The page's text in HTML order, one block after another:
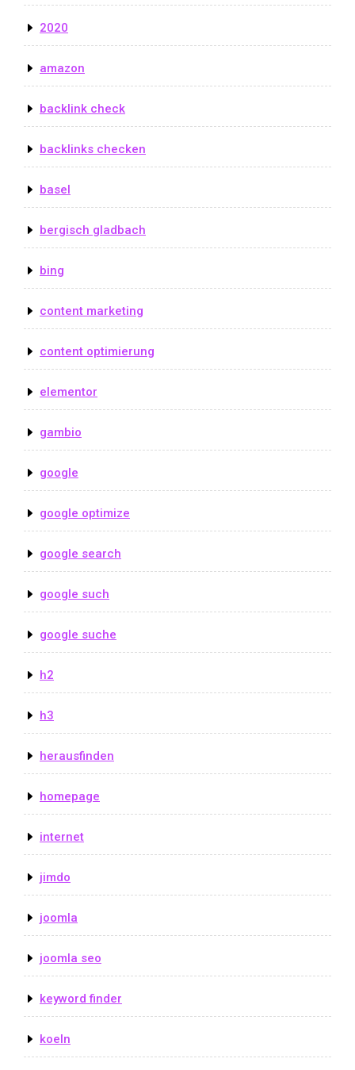
2020
amazon
backlink check
backlinks checken
basel
bergisch gladbach
bing
content marketing
content optimierung
elementor
gambio
google
google optimize
google search
google such
google suche
h2
h3
herausfinden
homepage
internet
jimdo
joomla
joomla seo
keyword finder
koeln